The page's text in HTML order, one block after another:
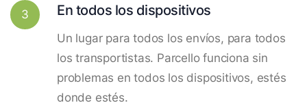
3 En todos los dispositivos
Un lugar para todos los envíos, para todos
los transportistas. Parcello funciona sin
problemas en todos los dispositivos, estés
donde estés.